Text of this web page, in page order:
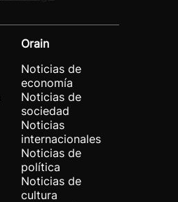
Orain
Noticias de
economía
Noticias de
sociedad
Noticias
internacionales
Noticias de
política
Noticias de
cultura